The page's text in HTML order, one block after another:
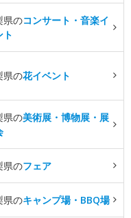
県のコンサート・音楽イ
ト
県の花イベント
県の美術展・博物展・展
県のフェア
県のキャンプ場・BBQ場